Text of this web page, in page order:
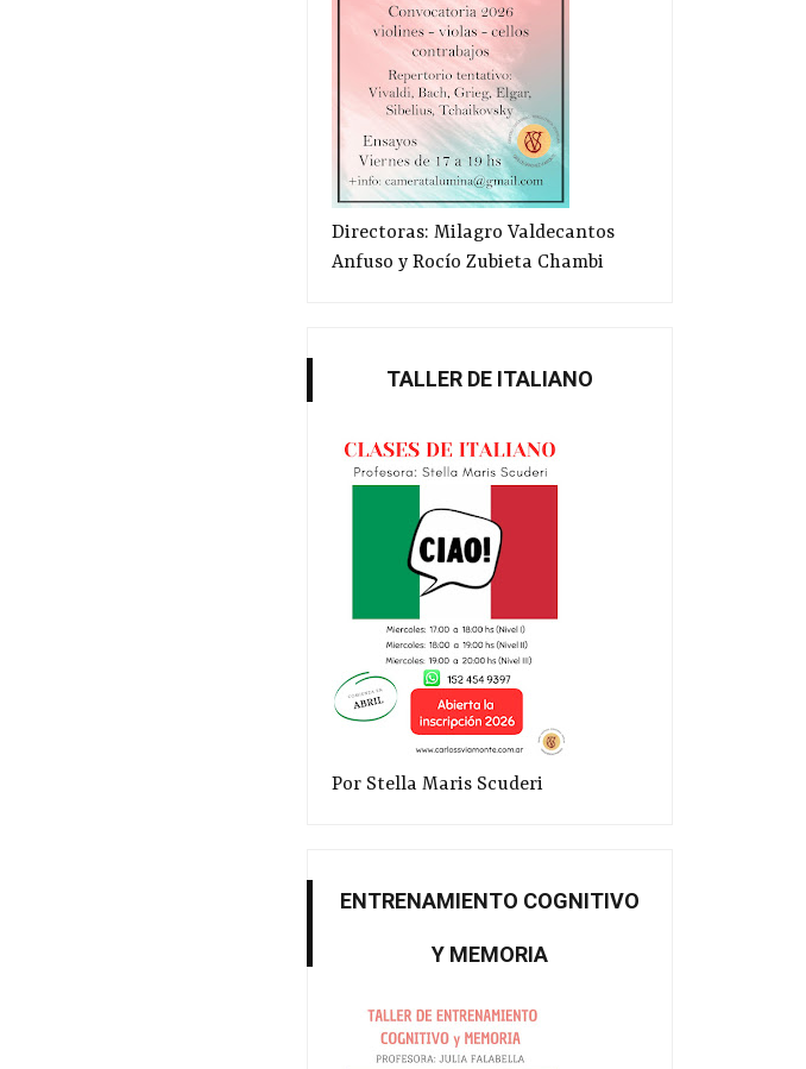
Directoras: Milagro Valdecantos
Anfuso y Rocío Zubieta Chambi
TALLER DE ITALIANO
Por Stella Maris Scuderi
ENTRENAMIENTO COGNITIVO
Y MEMORIA